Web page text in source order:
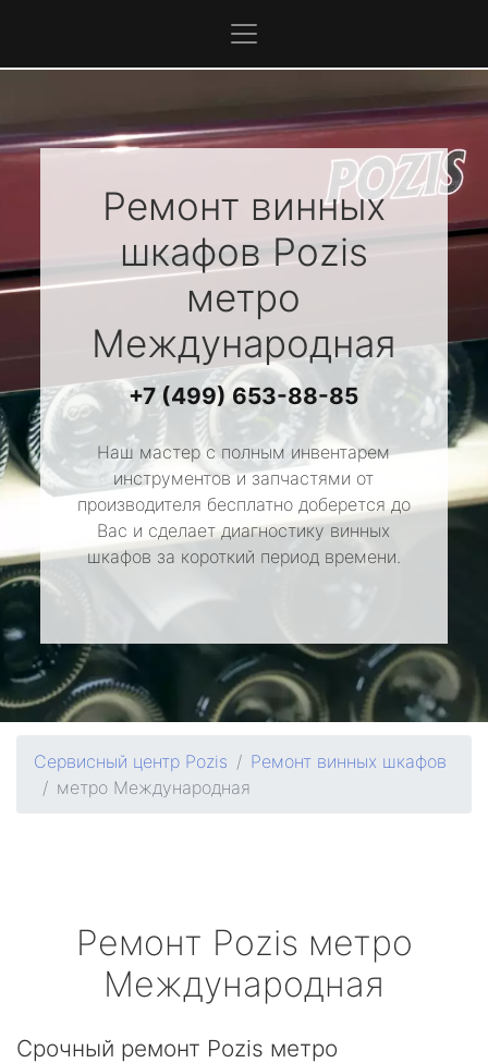
Ремонт винных
шкафовPozis
метро
Международная
+7 (499) 653-88-85
Наш мастер с полным инвентарем
инструментов и запчастями от
производителя бесплатно доберется до
Вас и сделает диагностику винных
шкафов за короткий период времени.
Сервисный центр Pozis
Ремонт винных шкафов
метро Международная
Ремонт Pozis метро
Международная
Срочный ремонт Pozis метро